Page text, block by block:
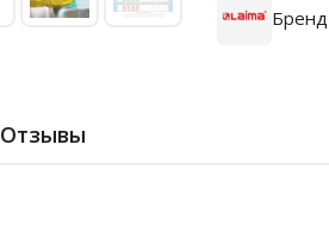
Бренд
Отзывы